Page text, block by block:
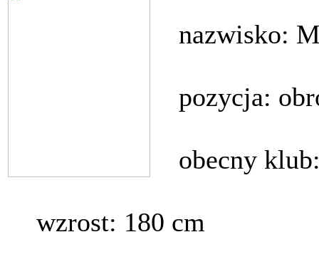
nazwisko:
pozycja:
obecny
wzrost: 180 cm